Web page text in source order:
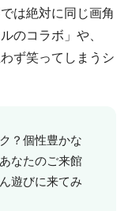
は絶対に同じ画角
のコラボ」や、
ず笑ってしまうシ
？個性豊かな
なたのご来館
遊びに来てみ